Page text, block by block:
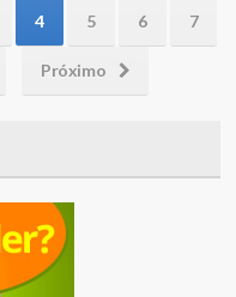
4 5 6 7
Próximo